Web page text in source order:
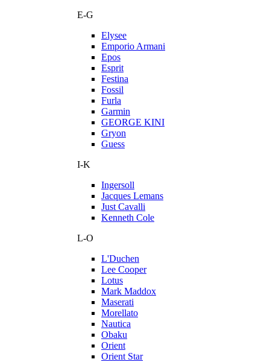
E-G
Elysee
Emporio Armani
Epos
Esprit
Festina
Fossil
Furla
Garmin
GEORGE KINI
Gryon
Guess
I-K
Ingersoll
Jacques Lemans
Just Cavalli
Kenneth Cole
L-O
L'Duchen
Lee Cooper
Lotus
Mark Maddox
Maserati
Morellato
Nautica
Obaku
Orient
Orient Star